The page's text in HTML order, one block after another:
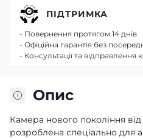
Опис
Камера нового покоління від
розроблена спеціально для
ПІДТРИМКА
- Повернення протягом 14 днів
- Офіційна гарантія без
- Консультації та відправлення